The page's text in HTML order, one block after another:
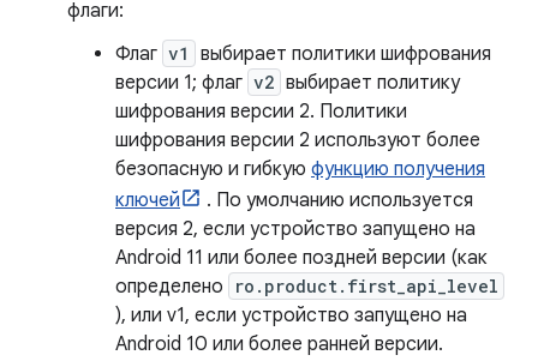
флаги:
Флаг v1
выбирает политики шифрования
версии 1; флаг v2 выбирает политику
шифрования версии 2. Политики
шифрования версии 2 используют более
безопасную и гибкую функцию получения
ключей
. По умолчанию используется
версия 2, если устройство запущено на
Android 11 или более поздней версии (как
определено
ro.product.first_api_level
), или v1, если устройство запущено на
Android 10 или более ранней версии.